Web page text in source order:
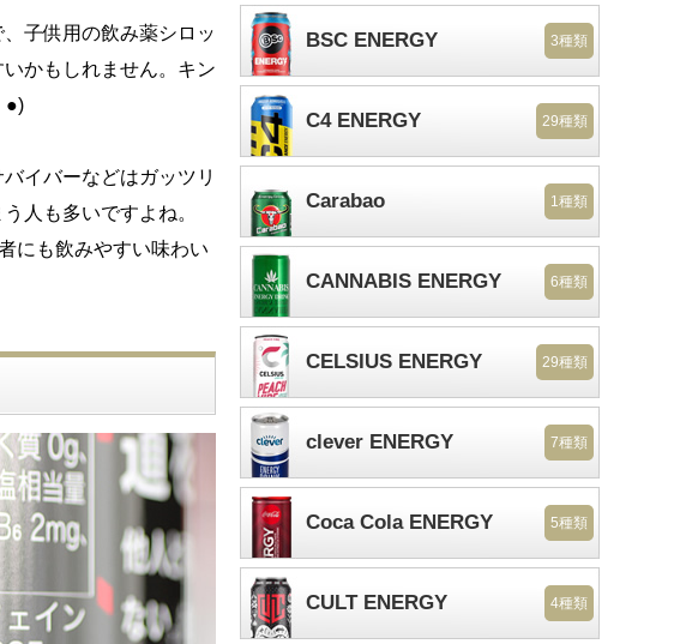
子供用の飲み薬シロッ
かもしれません。キン
●)
イバーなどはガッツリ
人も多いですよね。
にも飲みやすい味わい
BSC ENERGY 3種類
C4 ENERGY 29種類
Carabao 1種類
CANNABIS ENERGY 6種類
CELSIUS ENERGY 29種類
clever ENERGY 7種類
Coca Cola ENERGY 5種類
CULT ENERGY 4種類